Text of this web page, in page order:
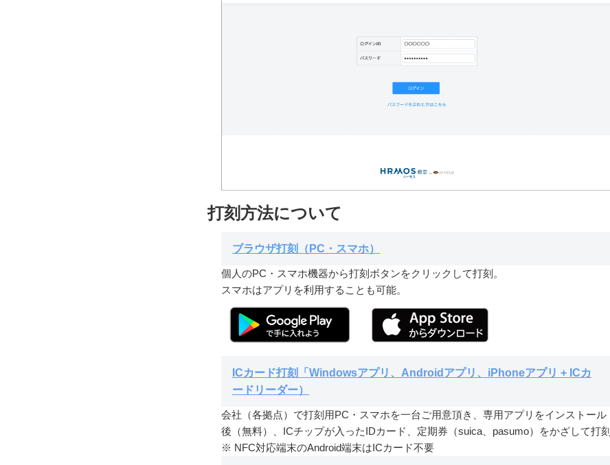
打刻方法について
ブラウザ打刻（PC・スマホ）
個人のPC・スマホ機器から打刻ボタンをクリックして打刻。
スマホはアプリを利用することも可能。
ICカード打刻「Windowsアプリ、Androidアプリ、iPhoneアプリ + ICカ
ードリーダー）
会社（各拠点）で打刻用PC・スマホを一台ご用意頂き、専用アプリをインストール
後（無料）、ICチップが入ったIDカード、定期券（suica、pasumo）をかざして打刻
※ NFC対応端末のAndroid端末はICカード不要